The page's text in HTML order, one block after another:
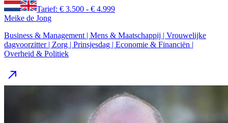
Tarief: € 3.500 - € 4.999
Meike de Jong
Business & Management | Mens & Maatschappij | Vrouwelijke
dagvoorzitter | Zorg | Prinsjesdag | Economie & Financiën |
Overheid & Politiek